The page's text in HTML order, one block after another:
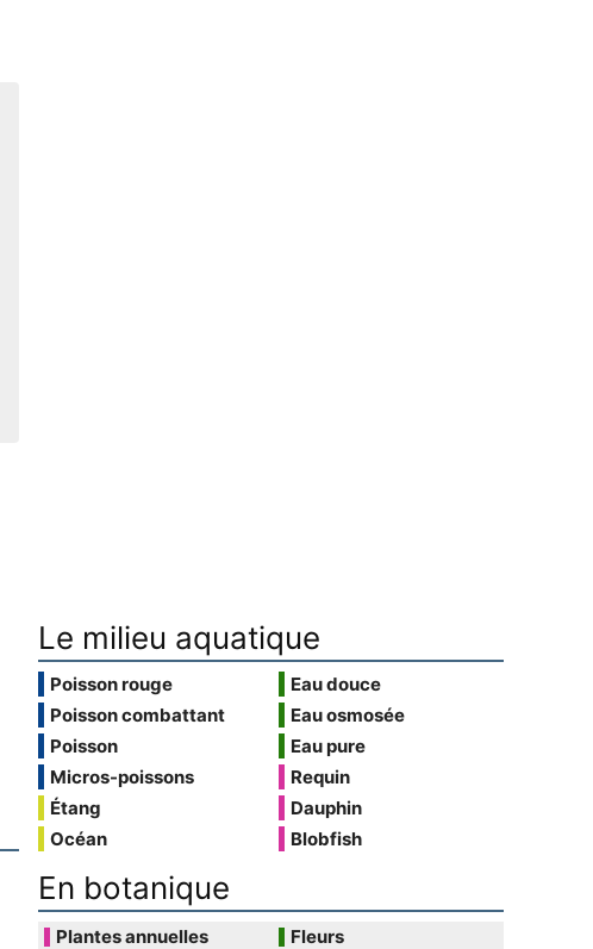
Le milieu aquatique
Poisson rouge
Poisson combattant
Poisson
Micros-poissons
Étang
Océan
Eau douce
Eau osmosée
Eau pure
Requin
Dauphin
Blobfish
En botanique
Plantes annuelles
Fleurs